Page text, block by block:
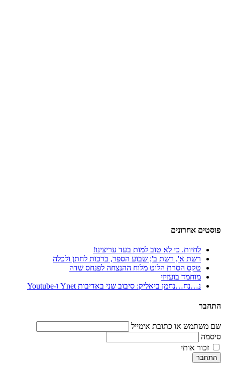
פוסטים אחרונים
לחיות. כי לא טוב למות בעד עריצינו!
רשת א', רשת ב'; שבוע הספר, ברכות לחתן ולכלה
טקס הסרת הלוט מלוח ההנצחה לפנחס שדה
מוחמד בועזיזי
נ…נח…נחמן ביאליק: סיבוב שני באדיבות Ynet ו-Youtube
התחבר
שם משתמש או כתובת אימייל
סיסמה
זכור אותי
התחבר